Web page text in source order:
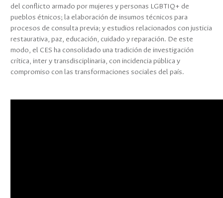
del conflicto armado por mujeres y personas LGBTIQ+ de
pueblos étnicos; la elaboración de insumos técnicos para
procesos de consulta previa; y estudios relacionados con justicia
restaurativa, paz, educación, cuidado y reparación. De este
modo, el CES ha consolidado una tradición de investigación
crítica, inter y transdisciplinaria, con incidencia pública y
compromiso con las transformaciones sociales del país.